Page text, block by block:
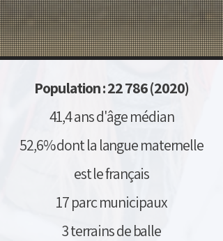
Population :22 786 (2020)
41,4 ans d'âge médian
52,6% dont la langue maternelle
est le français
17 parc municipaux
3 terrains de balle